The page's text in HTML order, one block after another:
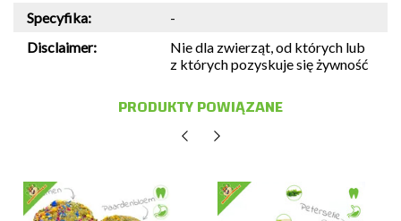
Specyfika:
-
Disclaimer:
Nie dla zwierząt, od których lub
z których pozyskuje się żywność
PRODUKTY POWIĄZANE